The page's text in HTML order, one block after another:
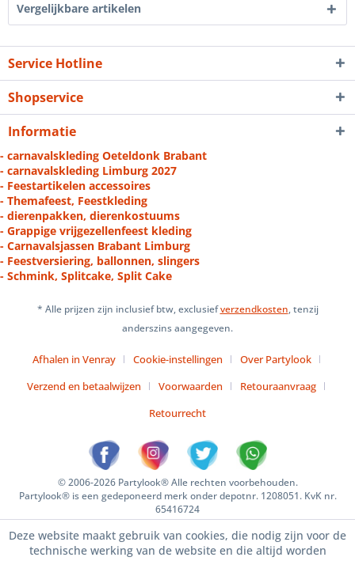
Vergelijkbare artikelen
Service Hotline
Shopservice
Informatie
- carnavalskleding Oeteldonk Brabant
- carnavalskleding Limburg 2027
- Feestartikelen accessoires
- Themafeest, Feestkleding
- dierenpakken, dierenkostuums
- Grappige vrijgezellenfeest kleding
- Carnavalsjassen Brabant Limburg
- Feestversiering, ballonnen, slingers
- Schmink, Splitcake, Split Cake
* Alle prijzen zijn inclusief btw, exclusiefverzendkosten, tenzij
anderszins aangegeven.
Afhalen in Venray Cookie-instellingen
Over Partylook
Verzend en betaalwijzen
Voorwaarden
Retouraanvraag
Retourrecht
© 2006-2026 Partylook® Alle rechten voorbehouden.
Partylook® is een gedeponeerd merk onder depotnr. 1208051. KvK nr.
65416724
Deze website maakt gebruik van cookies, die nodig zijn voor de
technische werking van de website en die altijd worden